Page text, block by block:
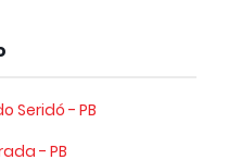
Seridó - PB
- PB